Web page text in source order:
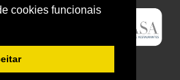
cookies funcionais